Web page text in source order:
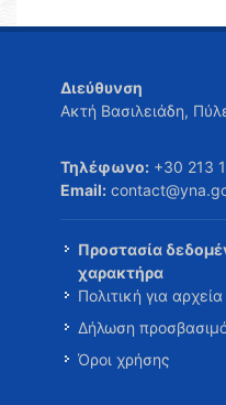
Διεύθυνση
Ακτή Βασιλειάδη,
Τηλέφωνο: +30 213
Email:
Προστασία
χαρακτήρα
Πολιτική για
Δήλωση
Όροι χρήσης